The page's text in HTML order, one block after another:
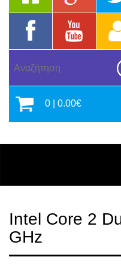
0 | 0.00€
Intel Core 2
GHz